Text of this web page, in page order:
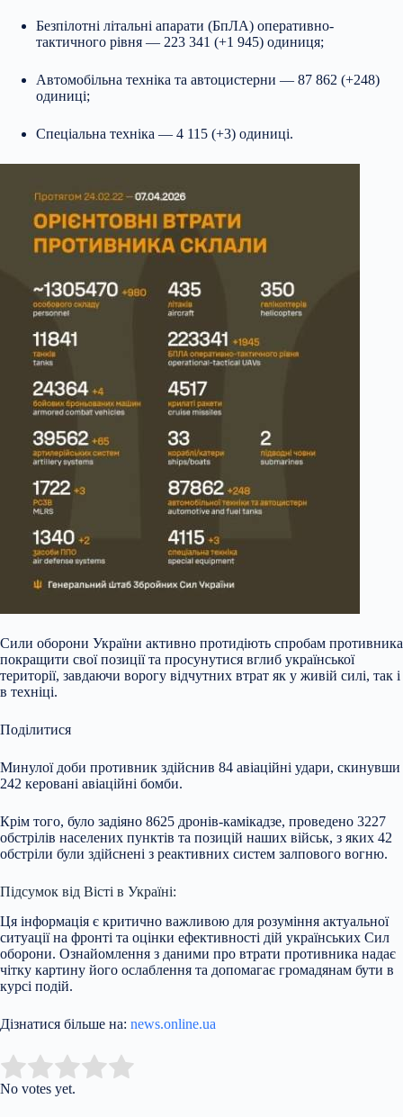
Безпілотні літальні апарати (БпЛА) оперативно-
тактичного рівня — 223 341 (+1 945) одиниця;
Автомобільна техніка та автоцистерни — 87 862 (+248)
одиниці;
Спеціальна техніка — 4 115 (+3) одиниці.
Сили оборони України активно протидіють спробам противника
покращити свої позиції та просунутися вглиб української
території, завдаючи ворогу відчутних втрат як у живій силі, так і
в техніці.
Поділитися
Минулої доби противник здійснив 84 авіаційні удари, скинувши
242 керовані авіаційні бомби.
Крім того, було задіяно 8625 дронів-камікадзе, проведено 3227
обстрілів населених пунктів та позицій наших військ, з яких 42
обстріли були здійснені з реактивних систем залпового вогню.
Підсумок від Вісті в Україні:
Ця інформація є критично важливою для розуміння актуальної
ситуації на фронті та оцінки ефективності дій українських Сил
оборони. Ознайомлення з даними про втрати противника надає
чітку картину його ослаблення та допомагає громадянам бути в
курсі подій.
Дізнатися більше на: news.online.ua
Rate this item:
No votes yet.